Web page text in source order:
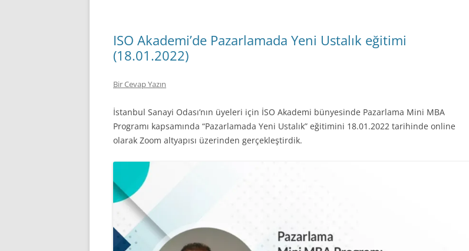
ISO Akademi’de Pazarlamada Yeni Ustalık eğitimi
(18.01.2022)
Bir Cevap Yazın
İstanbul Sanayi Odası’nın üyeleri için İSO Akademi bünyesinde Pazarlama Mini MBA
Programı kapsamında “Pazarlamada Yeni Ustalık” eğitimini 18.01.2022 tarihinde online
olarak Zoom altyapısı üzerinden gerçekleştirdik.